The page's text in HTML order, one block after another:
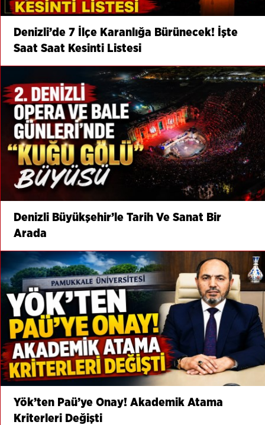
Denizli’de 7 İlçe Karanlığa Bürünecek! İşte
Saat Saat Kesinti Listesi
Denizli Büyükşehir’le Tarih Ve Sanat Bir
Arada
Yök’ten Paü’ye Onay! Akademik Atama
Kriterleri Değişti